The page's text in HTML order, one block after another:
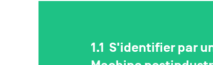
S'identifier par